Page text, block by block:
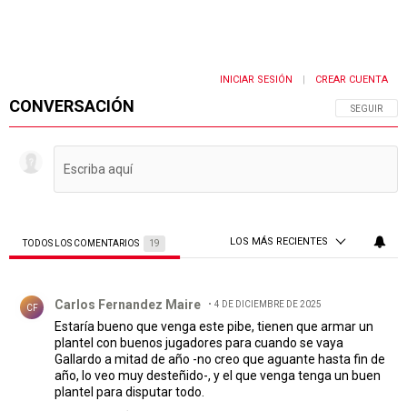
CONVERSACIÓN SIGA ESTA
SEGUIR
INICIAR SESIÓN CREAR CUENTA
TODOS LOS COMENTARIOS 19 LOS MÁS RECIENTES
CF Carlos Fernandez Maire 4 DE DICIEMBRE DE 2025
Estaría bueno que venga este pibe, tienen que armar un
plantel con buenos jugadores para cuando se vaya
Gallardo a mitad de año -no creo que aguante hasta fin de
año, lo veo muy desteñido-, y el que venga tenga un buen
plantel para disputar todo.